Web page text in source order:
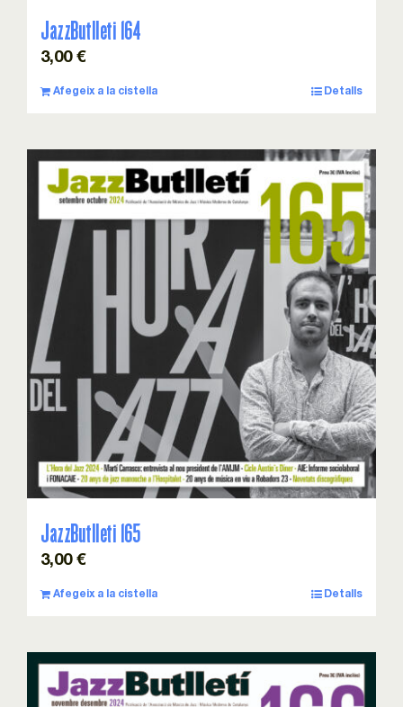
JazzButlleti 164
3,00 €
Afegeix a la cistella Detalls
JazzButlleti 165
3,00 €
Afegeix a la cistella Detalls